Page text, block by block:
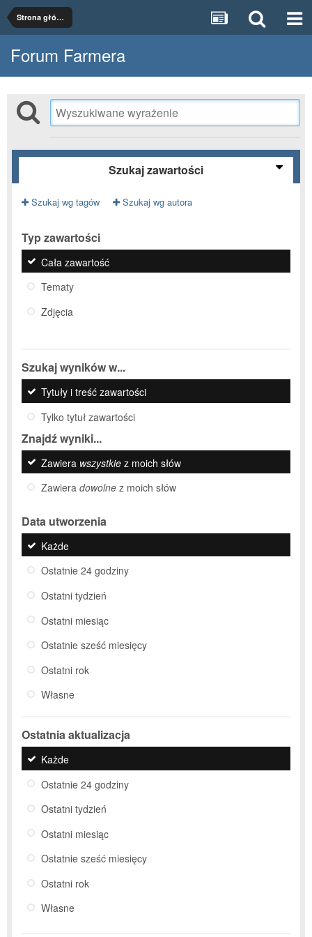
Strona główna
Forum Farmera
Szukaj zawartości
Szukaj wg tagów Szukaj wg autora
Typ zawartości
Cała zawartość
Tematy
Zdjęcia
Szukaj wyników w...
Tytuły i treść zawartości
Tylko tytuł zawartości
Znajdź wyniki...
Zawiera wszystkie z moich słów
Zawiera dowolne z moich słów
Data utworzenia
Każde
Ostatnie 24 godziny
Ostatni tydzień
Ostatni miesiąc
Ostatnie sześć miesięcy
Ostatni rok
Własne
Ostatnia aktualizacja
Każde
Ostatnie 24 godziny
Ostatni tydzień
Ostatni miesiąc
Ostatnie sześć miesięcy
Ostatni rok
Własne